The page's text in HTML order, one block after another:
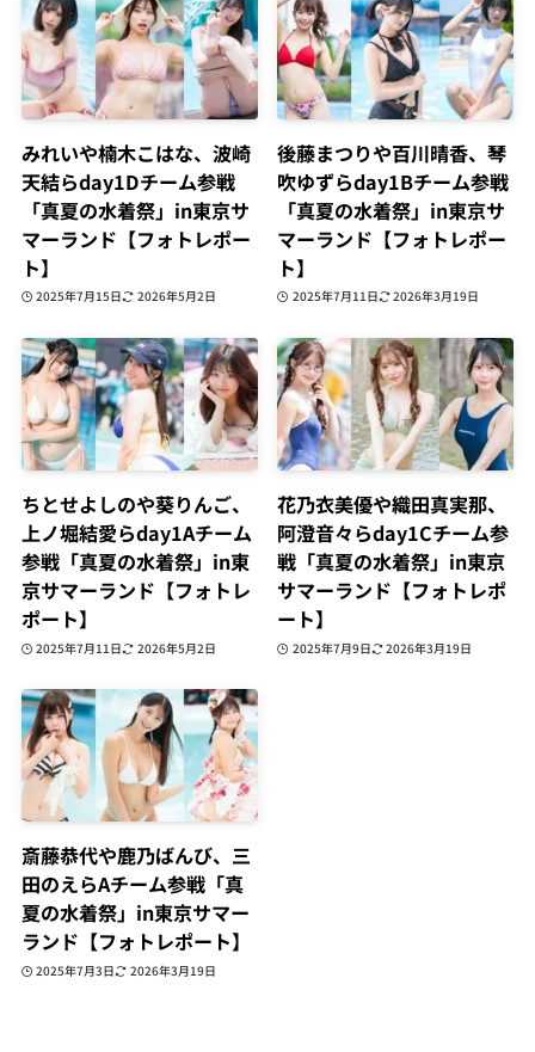
みれいや楠木こはな、波崎
天結らday1Dチーム参戦
「真夏の水着祭」in東京サ
マーランド【フォトレポー
ト】
2025年7月15日 2026年5月2日
後藤まつりや百川晴香、琴
吹ゆずらday1Bチーム参戦
「真夏の水着祭」in東京サ
マーランド【フォトレポー
ト】
2025年7月11日 2026年3月19日
ちとせよしのや葵りんご、
上ノ堀結愛らday1Aチーム
参戦「真夏の水着祭」in東
京サマーランド【フォトレ
ポート】
2025年7月11日 2026年5月2日
花乃衣美優や織田真実那、
阿澄音々らday1Cチーム参
戦「真夏の水着祭」in東京
サマーランド【フォトレポ
ート】
2025年7月9日 2026年3月19日
斎藤恭代や鹿乃ばんび、三
田のえらAチーム参戦「真
夏の水着祭」in東京サマー
ランド【フォトレポート】
2025年7月3日 2026年3月19日